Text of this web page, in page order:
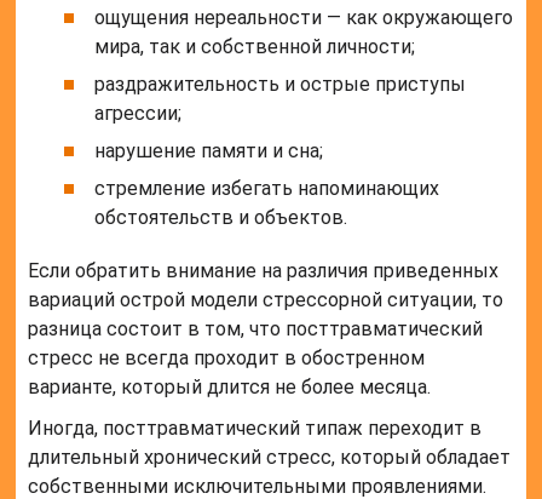
ощущения нереальности — как окружающего
мира, так и собственной личности;
раздражительность и острые приступы
агрессии;
нарушение памяти и сна;
стремление избегать напоминающих
обстоятельств и объектов.
Если обратить внимание на различия приведенных
вариаций острой модели стрессорной ситуации, то
разница состоит в том, что посттравматический
стресс не всегда проходит в обостренном
варианте, который длится не более месяца.
Иногда, посттравматический типаж переходит в
длительный хронический стресс, который обладает
собственными исключительными проявлениями.